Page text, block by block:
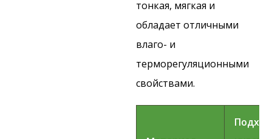
тонкая, мягкая и
обладает отличными
влаго- и
терморегуляционными
свойствами.